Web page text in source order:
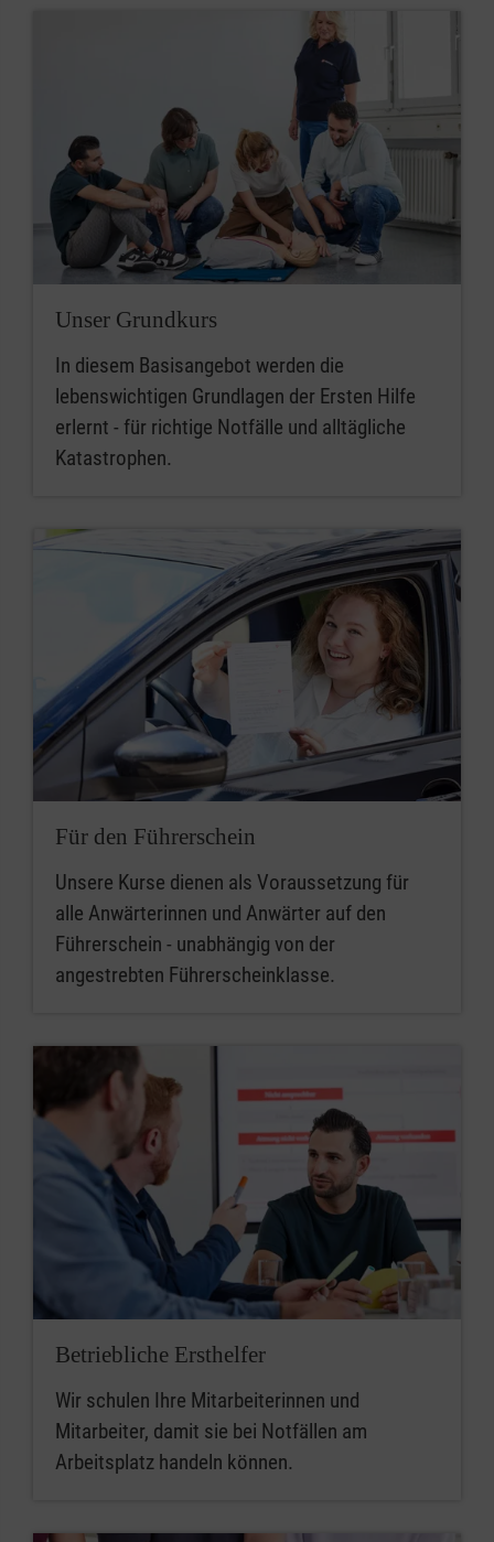
Unser Grundkurs
In diesem Basisangebot werden die
lebenswichtigen Grundlagen der Ersten Hilfe
erlernt - für richtige Notfälle und alltägliche
Katastrophen.
Für den Führerschein
Unsere Kurse dienen als Voraussetzung für
alle Anwärterinnen und Anwärter auf den
Führerschein - unabhängig von der
angestrebten Führerscheinklasse.
Betriebliche Ersthelfer
Wir schulen Ihre Mitarbeiterinnen und
Mitarbeiter, damit sie bei Notfällen am
Arbeitsplatz handeln können.